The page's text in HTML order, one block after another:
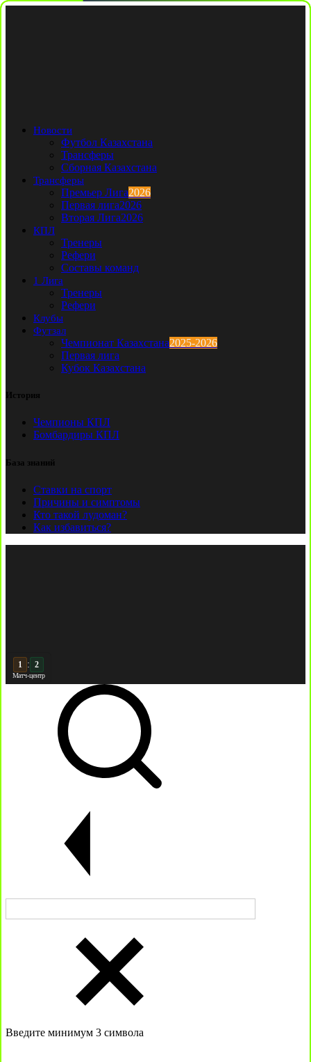
Новости
Футбол Казахстана
Трансферы
Сборная Казахстана
Трансферы
Премьер Лига2026
Первая лига2026
Вторая Лига2026
КПЛ
Тренеры
Рефери
Составы команд
1 Лига
Тренеры
Рефери
Клубы
Футзал
Чемпионат Казахстана2025-2026
Первая лига
Кубок Казахстана
История
Чемпионы КПЛ
Бомбардиры КПЛ
База знаний
Ставки на спорт
Причины и симптомы
Кто такой лудоман?
Как избавиться?
2 : 2
Матч-центр
Введите минимум 3 символа